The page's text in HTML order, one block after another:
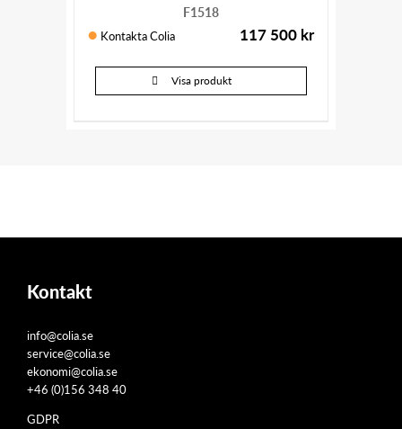
F1518
Kontakta Colia 117 500 kr
Visa produkt
Kontakt
info@colia.se
service@colia.se
ekonomi@colia.se
+46 (0)156 348 40
GDPR